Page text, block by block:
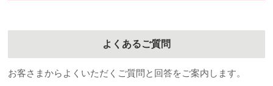
よくあるご質問
お客さまからよくいただくご質問と回答をご案内します。